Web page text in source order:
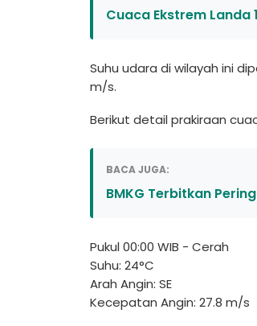
Cuaca Ekstrem Landa
Suhu udara di wilayah ini
m/s.
Berikut detail prakiraan
BACA JUGA:
BMKG Terbitkan
Pukul 00:00 WIB - Cerah
Suhu: 24°C
Arah Angin: SE
Kecepatan Angin: 27.8 m/s